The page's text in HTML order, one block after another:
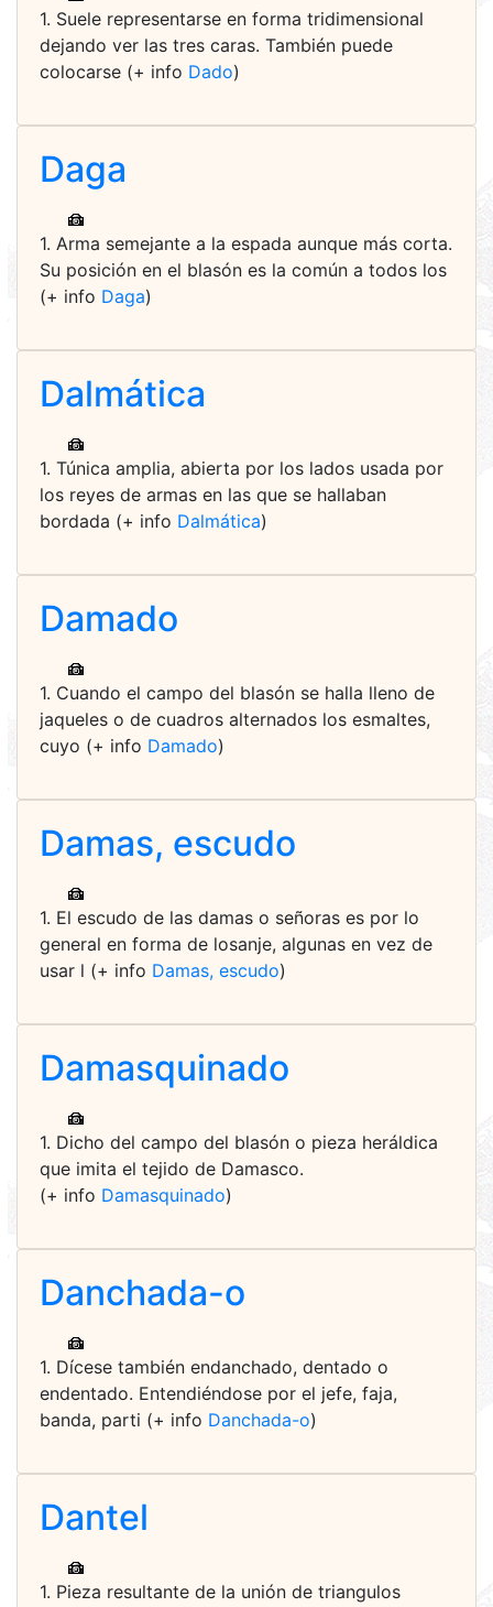
1. Suele representarse en forma tridimensional
dejando ver las tres caras. También puede
colocarse (+ info Dado)
Daga
1. Arma semejante a la espada aunque más corta.
Su posición en el blasón es la común a todos los
(+ info Daga)
Dalmática
1. Túnica amplia, abierta por los lados usada por
los reyes de armas en las que se hallaban
bordada (+ info Dalmática)
Damado
1. Cuando el campo del blasón se halla lleno de
jaqueles o de cuadros alternados los esmaltes,
cuyo (+ info Damado)
Damas, escudo
1. El escudo de las damas o señoras es por lo
general en forma de losanje, algunas en vez de
usar l (+ info Damas, escudo)
Damasquinado
1. Dicho del campo del blasón o pieza heráldica
que imita el tejido de Damasco.
(+ info Damasquinado)
Danchada-o
1. Dícese también endanchado, dentado o
endentado. Entendiéndose por el jefe, faja,
banda, parti (+ info Danchada-o)
Dantel
1. Pieza resultante de la unión de triangulos